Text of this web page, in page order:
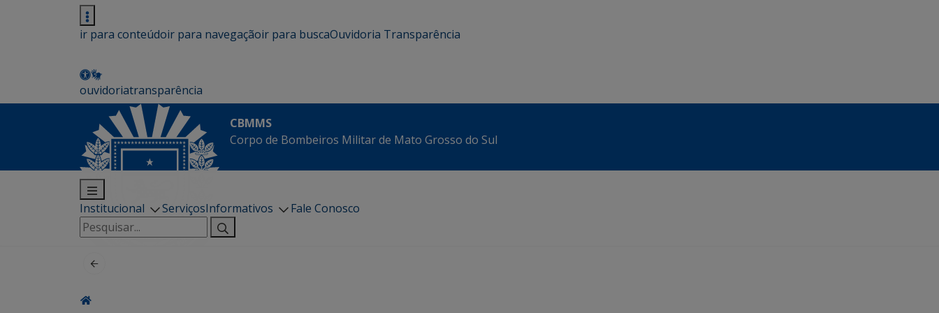
ir para conteúdoir para navegaçãoir para buscaOuvidoria Transparência
ouvidoriatransparência
CBMMS
Corpo de Bombeiros Militar de Mato Grosso do Sul
Institucional ServiçosInformativos
Fale Conosco
Pesquisar
por: